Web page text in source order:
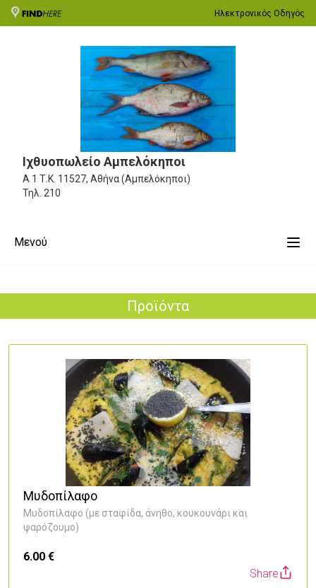
Ηλεκτρονικός Οδηγός
Ιχθυοπωλείο Αμπελόκηποι
Α 1 Τ.Κ. 11527, Αθήνα (Αμπελόκηποι)
Τηλ. 210
Μενού
Προϊόντα
Μυδοπίλαφο
Μυδοπίλαφο (με σταφίδα, άνηθο, κουκουνάρι και
ψαρόζουμο)
6.00 €
Share